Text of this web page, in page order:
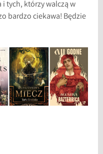
tych, którzy walczą w
bardzo ciekawa! Będzie